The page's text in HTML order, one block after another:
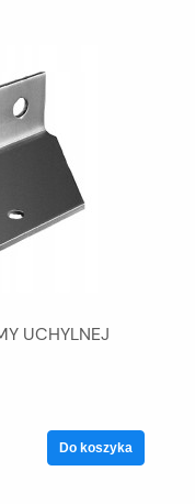
UCHYLNEJ
Do koszyka